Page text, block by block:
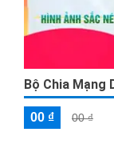
Bộ Chia Mạng
00 ₫ 00 ₫